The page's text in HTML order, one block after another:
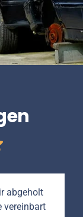
abgeholt
vereinbart